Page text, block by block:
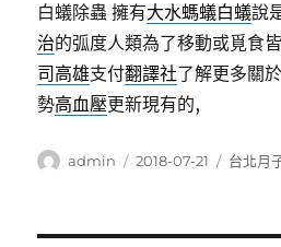
白蟻除蟲 擁有大水螞蟻白蟻說
治的弧度人類為了移動或覓食
司高雄支付翻譯社了解更多關
勢高血壓更新現有的,
作
admin
發
2018-07-21
分
台北月